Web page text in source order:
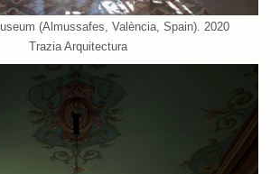
(Almussafes, València, Spain). 2020
Trazia Arquitectura